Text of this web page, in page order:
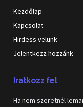
Kezdőlap
Kapcsolat
Hirdess velünk
Jelentkezz hozzánk
Iratkozz fel
Ha nem szeretnél